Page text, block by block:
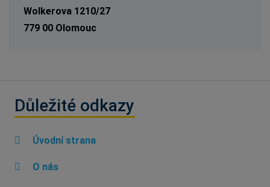
Wolkerova 1210/27
779 00 Olomouc
Důležité odkazy
Úvodní strana
O nás